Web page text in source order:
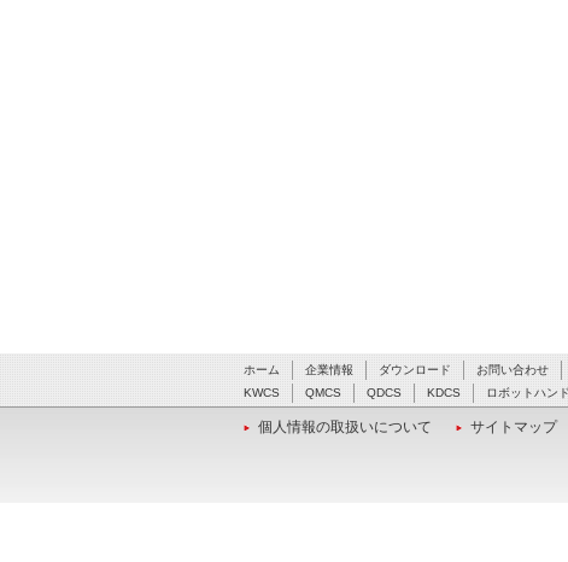
ホーム 企業情報 ダウンロード お問い合わせ
KWCS
QMCS QDCS KDCS ロボットハンド
個人情報の取扱いについて サイトマップ